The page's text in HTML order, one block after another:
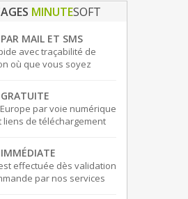
MINUTESOFT
PAR MAIL ET SMS
avec traçabilité de
où que vous soyez
GRATUITE
par voie numérique
liens de téléchargement
IMMÉDIATE
effectuée dès validation
par nos services